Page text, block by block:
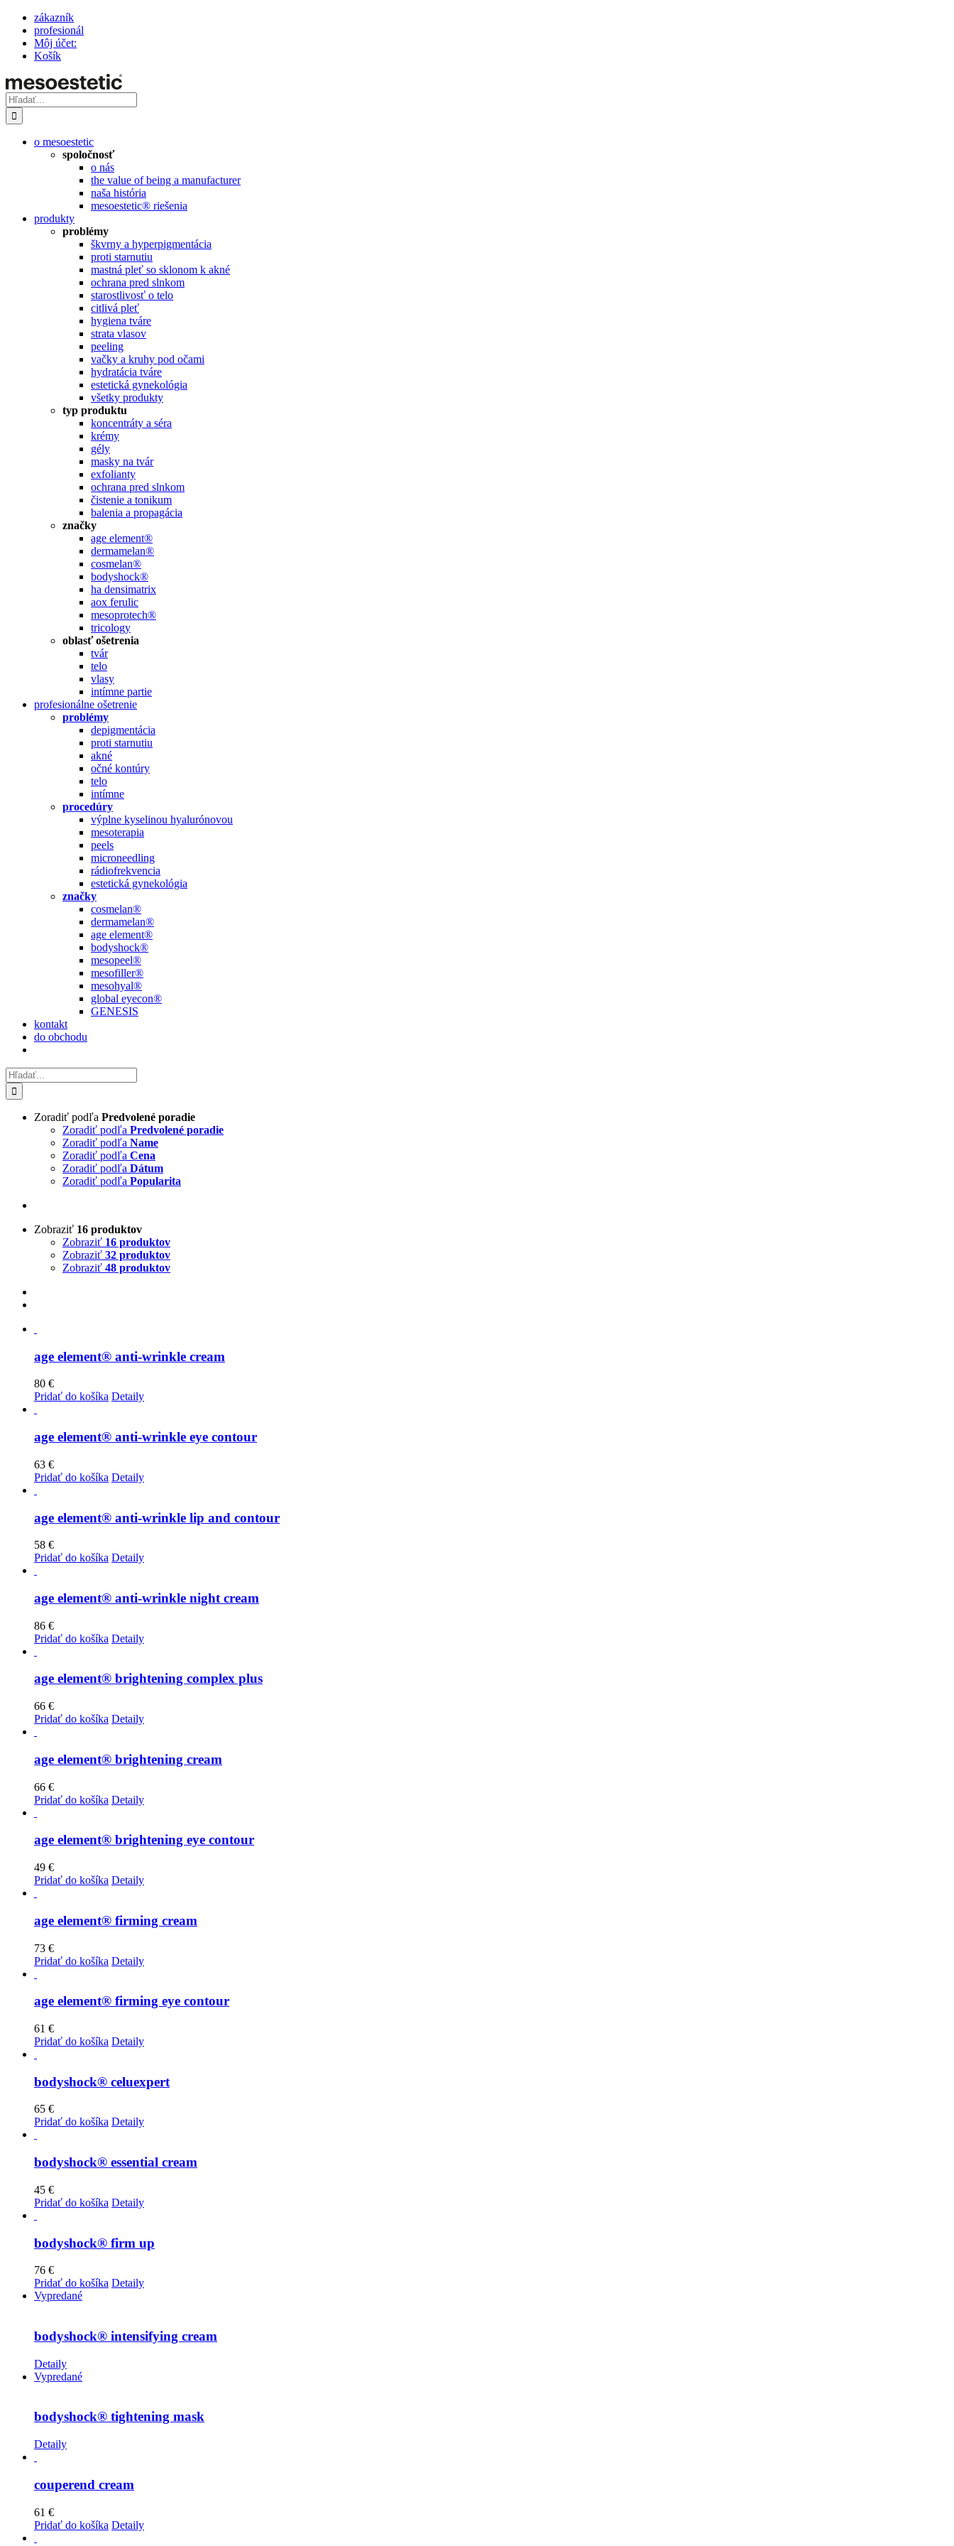
Skip
content
zákazník
profesionál
Môj účet:
Košík
Hľadať:
o mesoestetic
spoločnosť
o nás
the value of being a manufacturer
naša história
mesoestetic® riešenia
produkty
problémy
škvrny a hyperpigmentácia
proti starnutiu
mastná pleť so sklonom k ​​akné
ochrana pred slnkom
starostlivosť o telo
citlivá pleť
hygiena tváre
strata vlasov
peeling
vačky a kruhy pod očami
hydratácia tváre
estetická gynekológia
všetky produkty
typ produktu
koncentráty a séra
krémy
gély
masky na tvár
exfolianty
ochrana pred slnkom
čistenie a tonikum
balenia a propagácia
značky
age element®
dermamelan®
cosmelan®
bodyshock®
ha densimatrix
aox ferulic
mesoprotech®
tricology
oblasť ošetrenia
tvár
telo
vlasy
intímne partie
profesionálne ošetrenie
problémy
depigmentácia
proti starnutiu
akné
očné kontúry
telo
intímne
procedúry
výplne kyselinou hyalurónovou
mesoterapia
peels
microneedling
rádiofrekvencia
estetická gynekológia
značky
cosmelan®
dermamelan®
age element®
bodyshock®
mesopeel®
mesofiller®
mesohyal®
global eyecon®
GENESIS
kontakt
do obchodu
Hľadať:
Zoradiť podľa Predvolené poradie
Zoradiť podľa Predvolené poradie
Zoradiť podľa Name
Zoradiť podľa Cena
Zoradiť podľa Dátum
Zoradiť podľa Popularita
Zobraziť 16 produktov
Zobraziť 16 produktov
Zobraziť 32 produktov
Zobraziť 48 produktov
age element® anti-wrinkle cream
80 €
Pridať do košíka Detaily
age element® anti-wrinkle eye contour
63 €
Pridať do košíka Detaily
age element® anti-wrinkle lip and contour
58 €
Pridať do košíka Detaily
age element® anti-wrinkle night cream
86 €
Pridať do košíka Detaily
age element® brightening complex plus
66 €
Pridať do košíka Detaily
age element® brightening cream
66 €
Pridať do košíka Detaily
age element® brightening eye contour
49 €
Pridať do košíka Detaily
age element® firming cream
73 €
Pridať do košíka Detaily
age element® firming eye contour
61 €
Pridať do košíka Detaily
bodyshock® celuexpert
65 €
Pridať do košíka Detaily
bodyshock® essential cream
45 €
Pridať do košíka Detaily
bodyshock® firm up
76 €
Pridať do košíka Detaily
Vypredané
bodyshock® intensifying cream
Detaily
Vypredané
bodyshock® tightening mask
Detaily
couperend cream
61 €
Pridať do košíka Detaily